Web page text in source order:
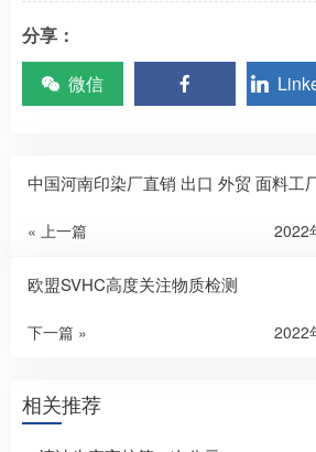
分享：
微信
中国河南印染厂直销 出口 外贸 面料工
« 上一篇 2022
欧盟SVHC高度关注物质检测
下一篇 » 2022
相关推荐